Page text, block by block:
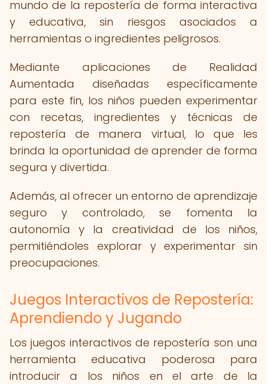
mundo de la repostería de forma interactiva
y educativa, sin riesgos asociados a
herramientas o ingredientes peligrosos.
Mediante aplicaciones de Realidad
Aumentada diseñadas específicamente
para este fin, los niños pueden experimentar
con recetas, ingredientes y técnicas de
repostería de manera virtual, lo que les
brinda la oportunidad de aprender de forma
segura y divertida.
Además, al ofrecer un entorno de aprendizaje
seguro y controlado, se fomenta la
autonomía y la creatividad de los niños,
permitiéndoles explorar y experimentar sin
preocupaciones.
Juegos Interactivos de Repostería:
Aprendiendo y Jugando
Los juegos interactivos de repostería son una
herramienta educativa poderosa para
introducir a los niños en el arte de la